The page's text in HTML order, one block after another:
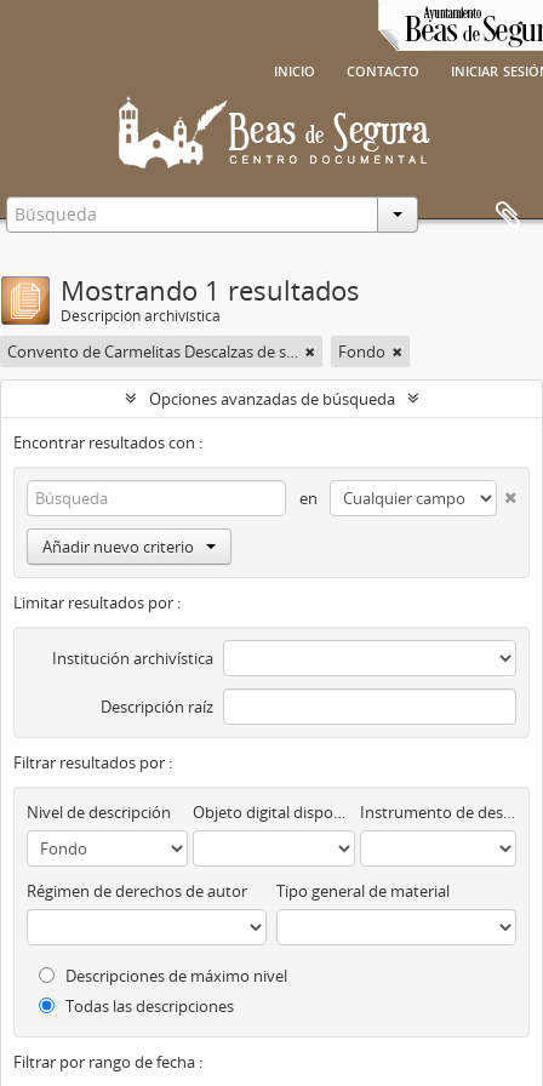
inicio contacto iniciar
Mostrando 1 resultados
Descripción archivística
Convento de Carmelitas Descalzas de san José del Salvador Fondo
Opciones avanzadas de búsqueda
Encontrar resultados con :
en
Añadir nuevo criterio
Limitar resultados por :
Institución archivística
Descripción raíz
Filtrar resultados por :
Nivel de descripción Objeto digital disponibles Instrumento de descripción
Régimen de derechos de autor Tipo general de material
Descripciones de máximo nivel
Todas las descripciones
Filtrar por rango de fecha :